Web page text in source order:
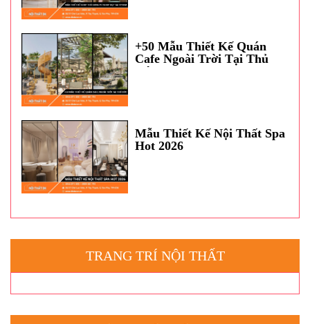
+50 Mẫu Thiết Kế Quán
Cafe Ngoài Trời Tại Thủ
Đức
Mẫu Thiết Kế Nội Thất Spa
Hot 2026
TRANG TRÍ NỘI THẤT